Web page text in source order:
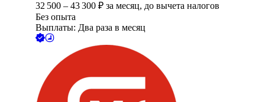
32 500 – 43 300 ₽ за месяц, до вычета налогов
Без опыта
Выплаты: Два раза в месяц